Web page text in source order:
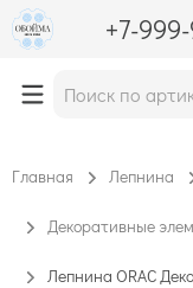
+7-
Главная Лепнина
Декоративные
Лепнина ORAC